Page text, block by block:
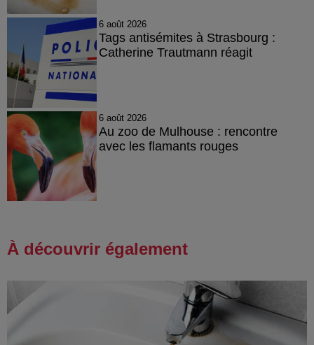
6 août 2026
Tags antisémites à Strasbourg :
Catherine Trautmann réagit
6 août 2026
Au zoo de Mulhouse : rencontre
avec les flamants rouges
À découvrir également